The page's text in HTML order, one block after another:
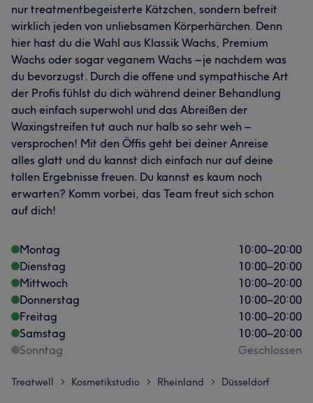
nur treatmentbegeisterte Kätzchen, sondern befreit
wirklich jeden von unliebsamen Körperhärchen. Denn
hier hast du die Wahl aus Klassik Wachs, Premium
Wachs oder sogar veganem Wachs – je nachdem was
du bevorzugst. Durch die offene und sympathische Art
der Profis fühlst du dich während deiner Behandlung
auch einfach superwohl und das Abreißen der
Waxingstreifen tut auch nur halb so sehr weh –
versprochen! Mit den Öffis geht bei deiner Anreise
alles glatt und du kannst dich einfach nur auf deine
tollen Ergebnisse freuen. Du kannst es kaum noch
erwarten? Komm vorbei, das Team freut sich schon
auf dich!
Montag 10:00–20:00
Dienstag
10:00–20:00
Mittwoch
10:00–20:00
Donnerstag
10:00–20:00
Freitag
10:00–20:00
Samstag
10:00–20:00
Sonntag
Geschlossen
Treatwell > Kosmetikstudio > Rheinland > Düsseldorf